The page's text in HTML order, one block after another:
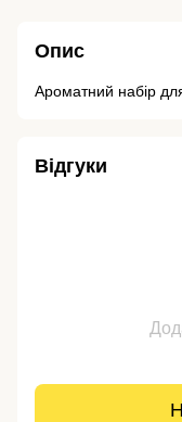
Опис
Ароматний набір
Відгуки